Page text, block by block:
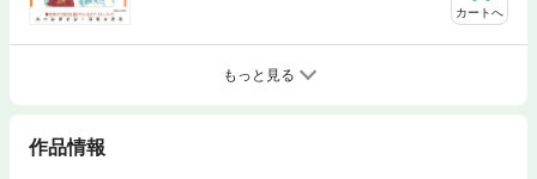
カートへ
もっと見る
作品情報